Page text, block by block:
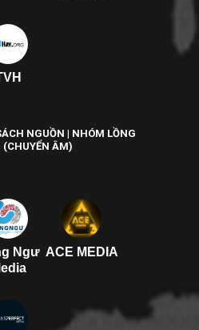
NGUỒN | NHÓM LỒNG
(CHUYỂN ÂM)
Ngư ACE MEDIA